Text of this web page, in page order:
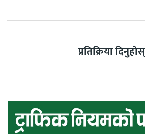
प्रतिक्रिया दिनुहोस्